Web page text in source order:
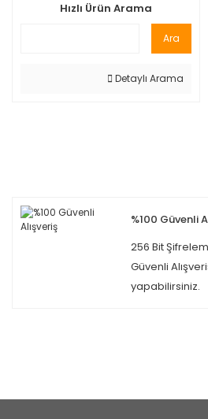
Hızlı Ürün Arama
Ara
Detaylı Arama
%100 Güvenli
256 Bit
Güvenli
yapabilirsiniz.